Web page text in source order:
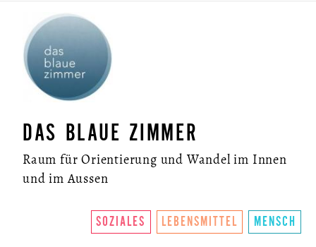
DAS BLAUE ZIMMER
Raum für Orientierung und Wandel im Innen
und im Aussen
SOZIALES LEBENSMITTEL MENSCH